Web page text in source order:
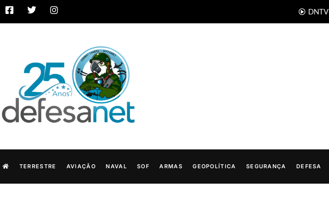
DNTV
TERRESTRE AVIAÇÃO NAVAL SOF ARMAS GEOPOLÍTICA SEGURANÇA DEFESA